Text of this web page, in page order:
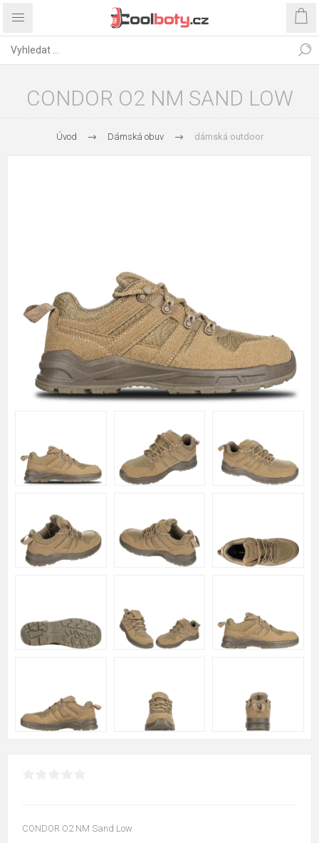
CONDOR O2 NM SAND LOW
Úvod Dámská obuv dámská outdoor
CONDOR O2 NM Sand Low